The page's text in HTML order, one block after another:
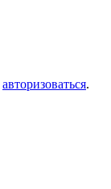
авторизоваться.